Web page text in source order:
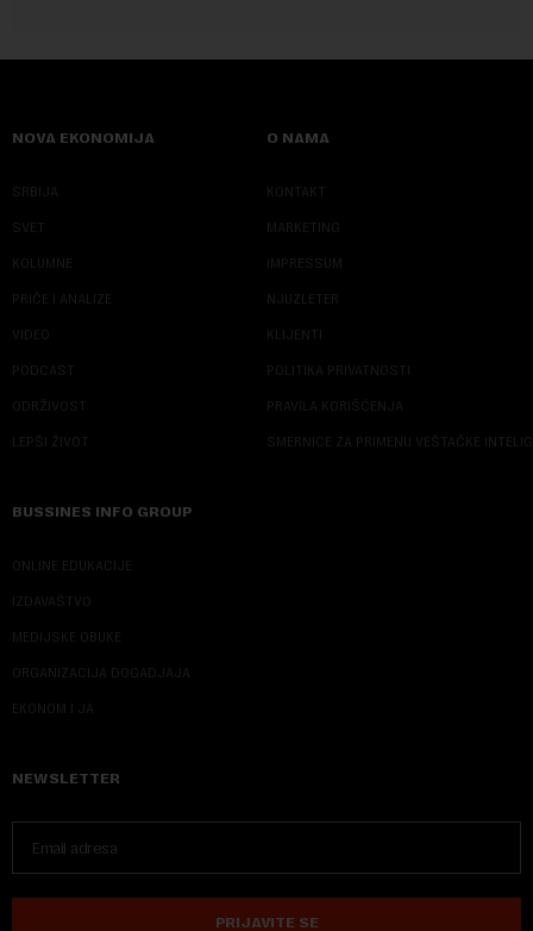
NOVA EKONOMIJA
SRBIJA
SVET
KOLUMNE
PRIČE I ANALIZE
VIDEO
PODCAST
ODRŽIVOST
LEPŠI ŽIVOT
O NAMA
KONTAKT
MARKETING
IMPRESSUM
NJUZLETER
KLIJENTI
POLITIKA PRIVATNOSTI
PRAVILA KORIŠĆENJA
SMERNICE ZA PRIMENU VEŠTAČKE
BUSSINES INFO GROUP
ONLINE EDUKACIJE
IZDAVAŠTVO
MEDIJSKE OBUKE
ORGANIZACIJA DOGADJAJA
EKONOM I JA
NEWSLETTER
PRIJAVITE SE